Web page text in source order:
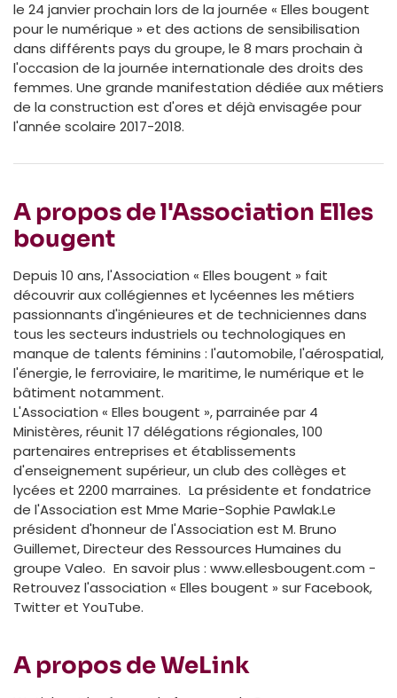
le 24 janvier prochain lors de la journée « Elles bougent
pour le numérique » et des actions de sensibilisation
dans différents pays du groupe, le 8 mars prochain à
l'occasion de la journée internationale des droits des
femmes. Une grande manifestation dédiée aux métiers
de la construction est d'ores et déjà envisagée pour
l'année scolaire 2017-2018.
A propos de l'Association Elles
bougent
Depuis 10 ans, l'Association « Elles bougent » fait
découvrir aux collégiennes et lycéennes les métiers
passionnants d'ingénieures et de techniciennes dans
tous les secteurs industriels ou technologiques en
manque de talents féminins : l'automobile, l'aérospatial,
l'énergie, le ferroviaire, le maritime, le numérique et le
bâtiment notamment.
L'Association « Elles bougent », parrainée par 4
Ministères, réunit 17 délégations régionales, 100
partenaires entreprises et établissements
d'enseignement supérieur, un club des collèges et
lycées et 2200 marraines. La présidente et fondatrice
de l'Association est Mme Marie-Sophie Pawlak.Le
président d'honneur de l'Association est M. Bruno
Guillemet, Directeur des Ressources Humaines du
groupe Valeo. En savoir plus : www.ellesbougent.com -
Retrouvez l'association « Elles bougent » sur Facebook,
Twitter et YouTube.
A propos de WeLink